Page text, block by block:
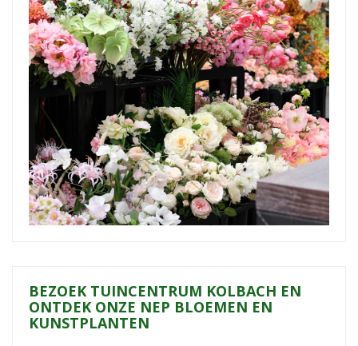
BEZOEK TUINCENTRUM KOLBACH EN
ONTDEK ONZE NEP BLOEMEN EN
KUNSTPLANTEN